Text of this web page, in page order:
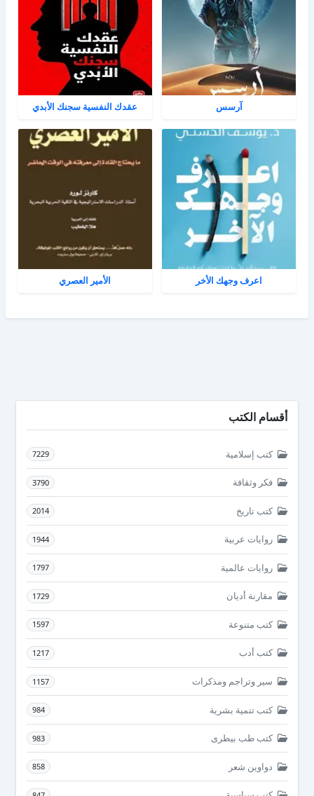
آرسس عقدك النفسية سجنك الأبدي
اعرف وجهك الأخر الأمير العصري
أقسام الكتب
كتب إسلامية 7229
فكر وثقافة 3790
كتب تاريخ 2014
روايات عربية 1944
روايات عالمية 1797
مقارنة أديان 1729
كتب متنوعة 1597
كتب أدب 1217
سير وتراجم ومذكرات 1157
كتب تنمية بشرية 984
كتب طب بيطرى 983
دواوين شعر 858